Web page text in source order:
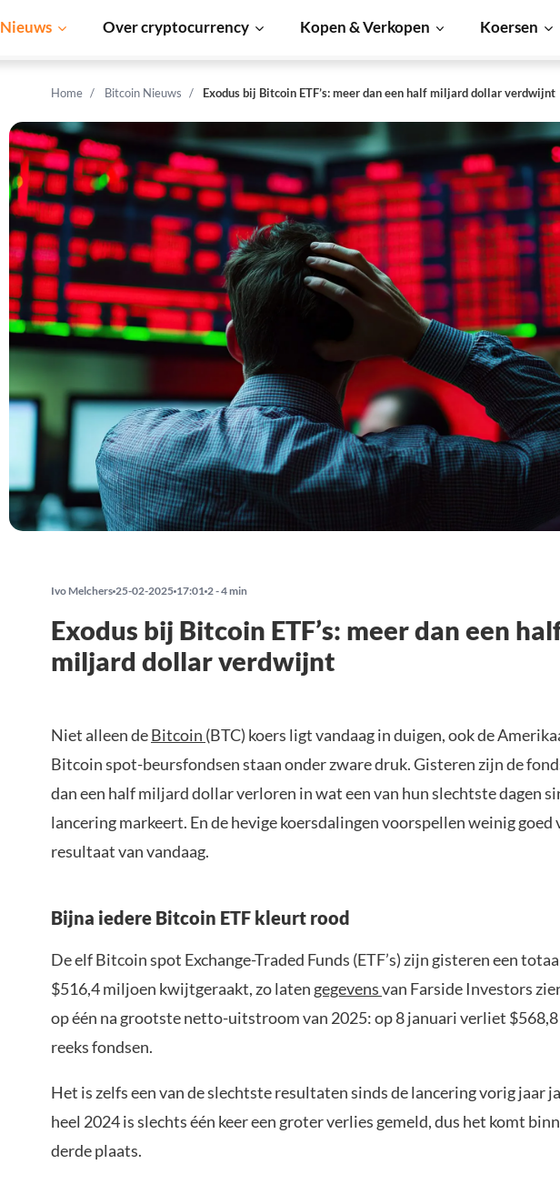
Nieuws Over cryptocurrency Kopen & Verkopen Koersen
Home Bitcoin Nieuws Exodus bij Bitcoin ETF’s: meer dan een half miljard dollar verdwijnt
Ivo Melchers 25-02-2025 17:01 2 - 4 min
Exodus bij Bitcoin ETF’s: meer dan een
miljard dollar verdwijnt
Niet alleen deBitcoin (BTC) koers ligt vandaag in duigen, ook de
Bitcoin spot-beursfondsen staan onder zware druk. Gisteren zijn de
dan een half miljard dollar verloren in wat een van hun slechtste dagen
lancering markeert. En de hevige koersdalingen voorspellen weinig goed
resultaat van vandaag.
Bijna iedere Bitcoin ETF kleurt rood
De elf Bitcoin spot Exchange-Traded Funds (ETF’s) zijn gisteren een
$516,4 miljoen kwijtgeraakt, zo laten gegevensvan Farside Investors
op één na grootste netto-uitstroom van 2025: op 8 januari verliet
reeks fondsen.
Het is zelfs een van de slechtste resultaten sinds de lancering vorig jaar
heel 2024 is slechts één keer een groter verlies gemeld, dus het komt
derde plaats.